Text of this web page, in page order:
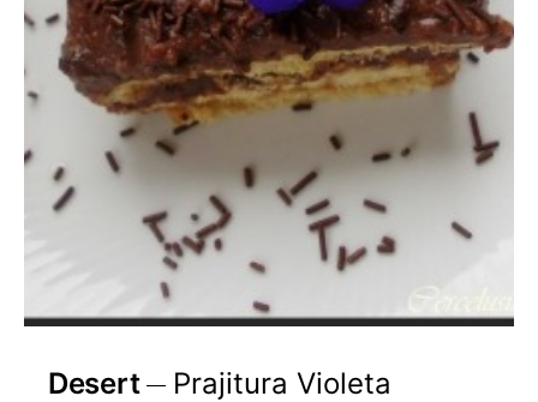
Desert Prajitura Violeta